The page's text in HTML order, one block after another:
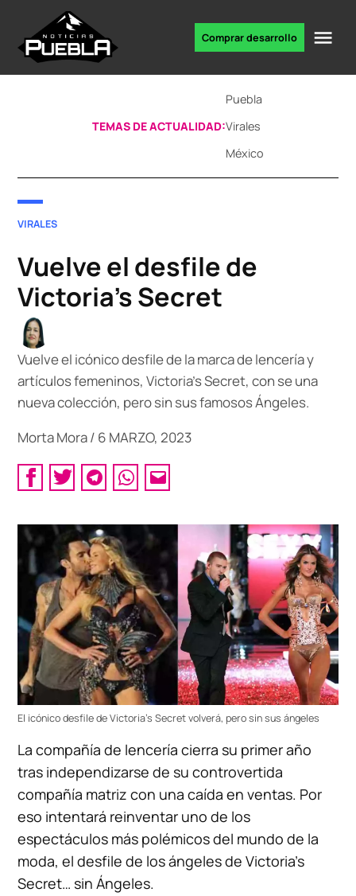
content
Comprar desarrollo
TEMAS DE ACTUALIDAD:
Puebla
Virales
México
POSTED
VIRALES
Vuelve el desfile de
Victoria’s Secret
Vuelve el icónico desfile de la marca de lencería y
artículos femeninos, Victoria’s Secret, con se una
nueva colección, pero sin sus famosos Ángeles.
Morta Mora/ 6 MARZO, 2023
El icónico desfile de Victoria's Secret volverá, pero sin sus ángeles
La compañía de lencería cierra su primer año
tras independizarse de su controvertida
compañía matriz con una caída en ventas. Por
eso intentará reinventar uno de los
espectáculos más polémicos del mundo de la
moda, el desfile de los ángeles de Victoria’s
Secret… sin Ángeles.